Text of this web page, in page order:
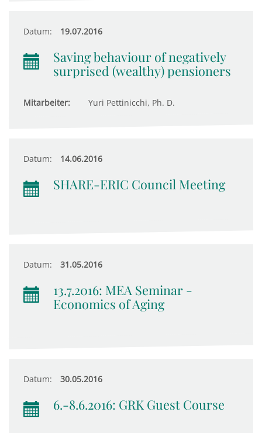
Datum: 19.07.2016
Saving behaviour of negatively
surprised (wealthy) pensioners
Mitarbeiter: Yuri Pettinicchi, Ph. D.
Datum: 14.06.2016
SHARE-ERIC Council Meeting
Datum: 31.05.2016
13.7.2016: MEA Seminar -
Economics of Aging
Datum: 30.05.2016
6.-8.6.2016: GRK Guest Course